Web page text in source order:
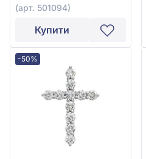
(арт. 501094)
Купити
-50%